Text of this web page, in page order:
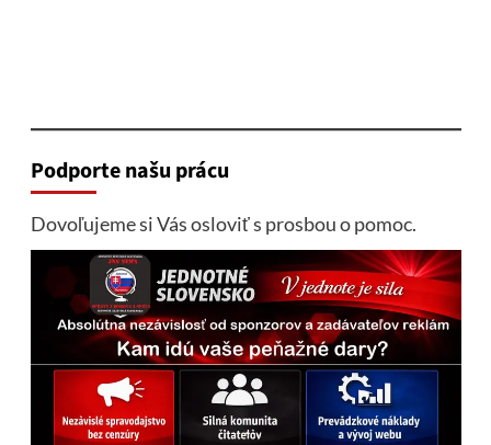
Podporte našu prácu
Dovoľujeme si Vás osloviť s prosbou o pomoc.